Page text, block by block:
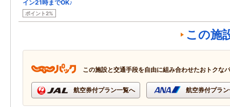
イン21時までOK♪
ポイント2%
この施
この施設と交通手段を自由に組み合わせたおトクな
航空券付プラン一覧へ 航空券付プラ